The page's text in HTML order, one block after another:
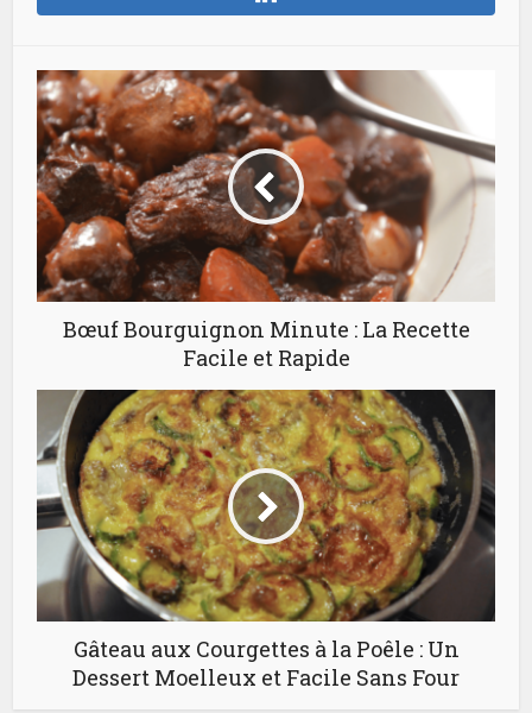
Bœuf Bourguignon Minute : La Recette
Facile et Rapide
Gâteau aux Courgettes à la Poêle : Un
Dessert Moelleux et Facile Sans Four